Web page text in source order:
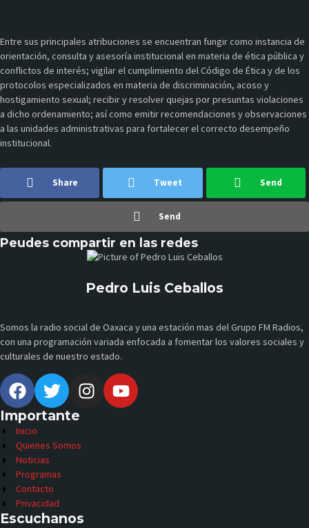
Entre sus principales atribuciones se encuentran fungir como instancia de
orientación, consulta y asesoría institucional en materia de ética pública y
conflictos de interés; vigilar el cumplimiento del Código de Ética y de los
protocolos especializados en materia de discriminación, acoso y
hostigamiento sexual; recibir y resolver quejas por presuntas violaciones
a dicho ordenamiento; así como emitir recomendaciones y observaciones
a las unidades administrativas para fortalecer el correcto desempeño
institucional.
Share Tweet Send
Send
Peudes compartir en las redes
Pedro Luis Ceballos
Somos la radio social de Oaxaca y una estación mas del Grupo FM Radios,
con una programación variada enfocada a fomentar los valores sociales y
culturales de nuestro estado.
Importante
Inicio
Quienes Somos
Noticias
Programas
Contacto
Privacidad
Escuchanos